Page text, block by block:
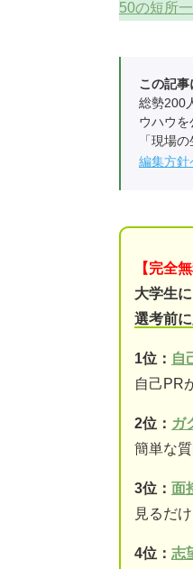
50の短所
この記事
総勢200
ウハウを
「現場
編集方針
【完全無
大学生
選考前
1位： 自
自己PR
2位： ガ
簡単な
3位： 面
見るだ
4位： 志